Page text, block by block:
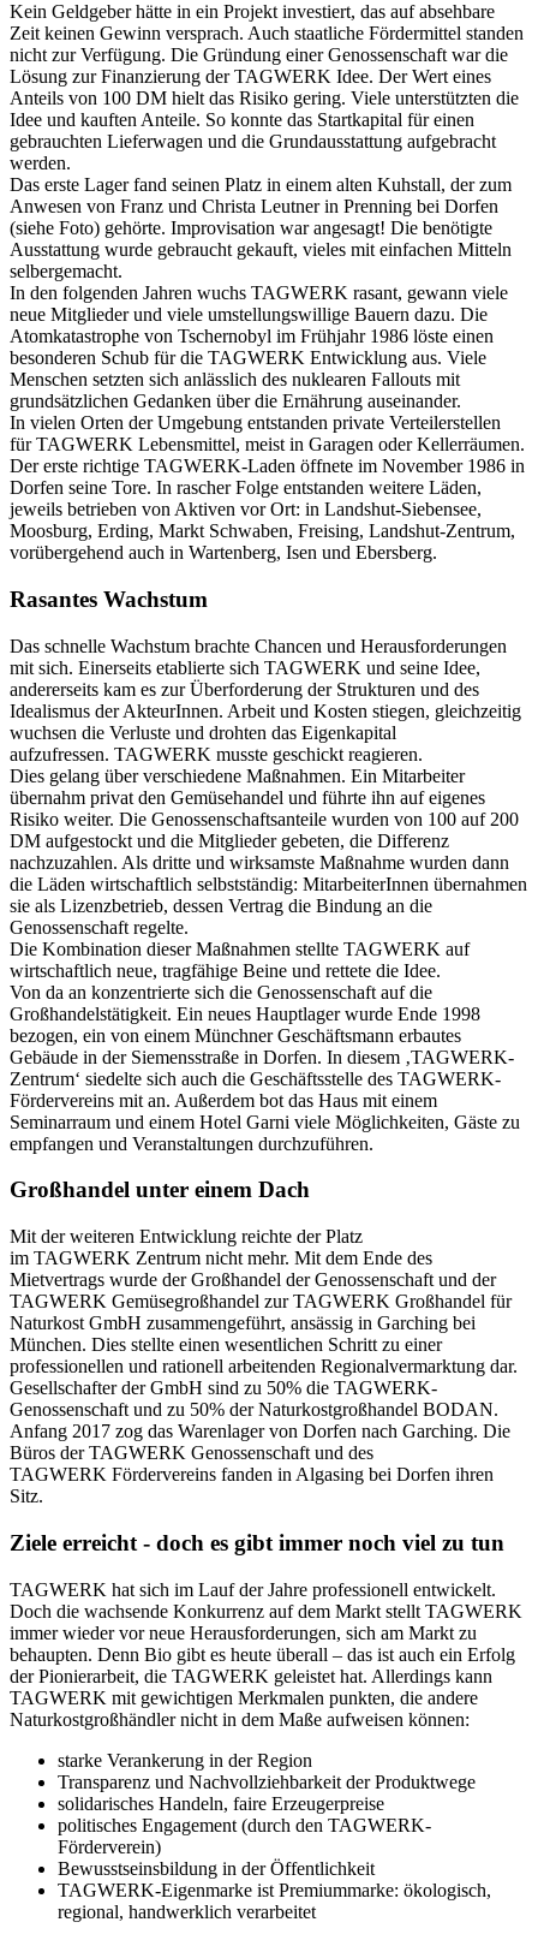
Kein Geldgeber hätte in ein Projekt investiert, das auf absehbare
Zeit keinen Gewinn versprach. Auch staatliche Fördermittel standen
nicht zur Verfügung. Die Gründung einer Genossenschaft war die
Lösung zur Finanzierung der TAGWERK Idee. Der Wert eines
Anteils von 100 DM hielt das Risiko gering. Viele unterstützten die
Idee und kauften Anteile. So konnte das Startkapital für einen
gebrauchten Lieferwagen und die Grundausstattung aufgebracht
werden.
Das erste Lager fand seinen Platz in einem alten Kuhstall, der zum
Anwesen von Franz und Christa Leutner in Prenning bei Dorfen
(siehe Foto) gehörte. Improvisation war angesagt! Die benötigte
Ausstattung wurde gebraucht gekauft, vieles mit einfachen Mitteln
selbergemacht.
In den folgenden Jahren wuchs TAGWERK rasant, gewann viele
neue Mitglieder und viele umstellungswillige Bauern dazu. Die
Atomkatastrophe von Tschernobyl im Frühjahr 1986 löste einen
besonderen Schub für die TAGWERK Entwicklung aus. Viele
Menschen setzten sich anlässlich des nuklearen Fallouts mit
grundsätzlichen Gedanken über die Ernährung auseinander.
In vielen Orten der Umgebung entstanden private Verteilerstellen
für TAGWERK Lebensmittel, meist in Garagen oder Kellerräumen.
Der erste richtige TAGWERK-Laden öffnete im November 1986 in
Dorfen seine Tore. In rascher Folge entstanden weitere Läden,
jeweils betrieben von Aktiven vor Ort: in Landshut-Siebensee,
Moosburg, Erding, Markt Schwaben, Freising, Landshut-Zentrum,
vorübergehend auch in Wartenberg, Isen und Ebersberg.
Rasantes Wachstum
Das schnelle Wachstum brachte Chancen und Herausforderungen
mit sich. Einerseits etablierte sich TAGWERK und seine Idee,
andererseits kam es zur Überforderung der Strukturen und des
Idealismus der AkteurInnen. Arbeit und Kosten stiegen, gleichzeitig
wuchsen die Verluste und drohten das Eigenkapital
aufzufressen. TAGWERK musste geschickt reagieren.
Dies gelang über verschiedene Maßnahmen. Ein Mitarbeiter
übernahm privat den Gemüsehandel und führte ihn auf eigenes
Risiko weiter. Die Genossenschaftsanteile wurden von 100 auf 200
DM aufgestockt und die Mitglieder gebeten, die Differenz
nachzuzahlen. Als dritte und wirksamste Maßnahme wurden dann
die Läden wirtschaftlich selbstständig: MitarbeiterInnen übernahmen
sie als Lizenzbetrieb, dessen Vertrag die Bindung an die
Genossenschaft regelte.
Die Kombination dieser Maßnahmen stellte TAGWERK auf
wirtschaftlich neue, tragfähige Beine und rettete die Idee.
Von da an konzentrierte sich die Genossenschaft auf die
Großhandelstätigkeit. Ein neues Hauptlager wurde Ende 1998
bezogen, ein von einem Münchner Geschäftsmann erbautes
Gebäude in der Siemensstraße in Dorfen. In diesem ‚TAGWERK-
Zentrum‘ siedelte sich auch die Geschäftsstelle des TAGWERK-
Fördervereins mit an. Außerdem bot das Haus mit einem
Seminarraum und einem Hotel Garni viele Möglichkeiten, Gäste zu
empfangen und Veranstaltungen durchzuführen.
Großhandel unter einem Dach
Mit der weiteren Entwicklung reichte der Platz
im TAGWERK Zentrum nicht mehr. Mit dem Ende des
Mietvertrags wurde der Großhandel der Genossenschaft und der
TAGWERK Gemüsegroßhandel zur TAGWERK Großhandel für
Naturkost GmbH zusammengeführt, ansässig in Garching bei
München. Dies stellte einen wesentlichen Schritt zu einer
professionellen und rationell arbeitenden Regionalvermarktung dar.
Gesellschafter der GmbH sind zu 50% die TAGWERK-
Genossenschaft und zu 50% der Naturkostgroßhandel BODAN.
Anfang 2017 zog das Warenlager von Dorfen nach Garching. Die
Büros der TAGWERK Genossenschaft und des
TAGWERK Fördervereins fanden in Algasing bei Dorfen ihren
Sitz.
Ziele erreicht - doch es gibt immer noch viel zu tun
TAGWERK hat sich im Lauf der Jahre professionell entwickelt.
Doch die wachsende Konkurrenz auf dem Markt stellt TAGWERK
immer wieder vor neue Herausforderungen, sich am Markt zu
behaupten. Denn Bio gibt es heute überall – das ist auch ein Erfolg
der Pionierarbeit, die TAGWERK geleistet hat. Allerdings kann
TAGWERK mit gewichtigen Merkmalen punkten, die andere
Naturkostgroßhändler nicht in dem Maße aufweisen können:
starke Verankerung in der Region
Transparenz und Nachvollziehbarkeit der Produktwege
solidarisches Handeln, faire Erzeugerpreise
politisches Engagement (durch den TAGWERK-
Förderverein)
Bewusstseinsbildung in der Öffentlichkeit
TAGWERK-Eigenmarke ist Premiummarke: ökologisch,
regional, handwerklich verarbeitet